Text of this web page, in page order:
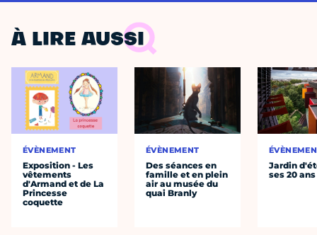
À LIRE AUSSI
ÉVÈNEMENT
Exposition - Les
vêtements
d'Armand et de La
Princesse
coquette
ÉVÈNEMENT
Des séances en
famille et en plein
air au musée du
quai Branly
Jardin
ses 20 ans